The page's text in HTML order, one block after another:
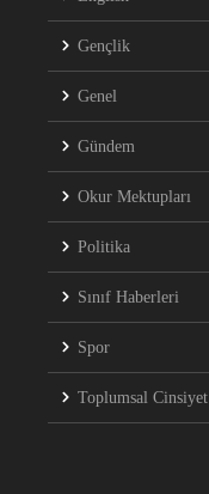
Gençlik
Genel
Gündem
Okur Mektupları
Politika
Sınıf Haberleri
Spor
Toplumsal Cinsiyet